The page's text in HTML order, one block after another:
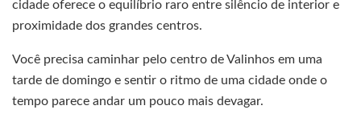
cidade oferece o equilíbrio raro entre silêncio de interior e
proximidade dos grandes centros.
Você precisa caminhar pelo centro de Valinhos em uma
tarde de domingo e sentir o ritmo de uma cidade onde o
tempo parece andar um pouco mais devagar.